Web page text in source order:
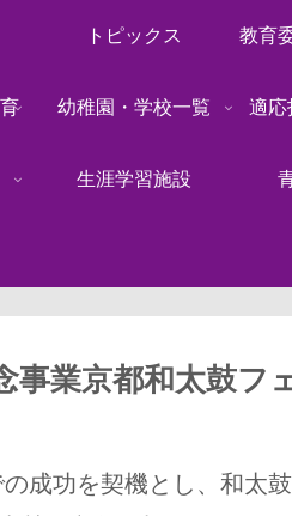
トピックス 教育
幼稚園・学校一覧 適応
生涯学習施設
事業京都和太鼓フ
成功を契機とし、和太